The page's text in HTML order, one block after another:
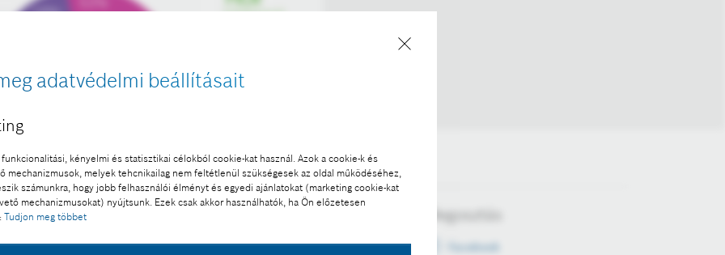
adatvédelmi beállításait
kényelmi és statisztikai célokból cookie-kat használ. Azok a cookie-k és
mechanizmusok, melyek tehcnikailag nem feltétlenül szükségesek az oldal működéséhez,
számunkra, hogy jobb felhasználói élményt és egyedi ajánlatokat (marketing cookie-kat
mechanizmusokat) nyújtsunk. Ezek csak akkor használhatók, ha Ön előzetesen
Tudjon meg többet Megosztás
Facebook